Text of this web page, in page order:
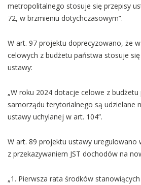
metropolitalnego stosuje się przepisy
72, w brzmieniu dotychczasowym”.
W art. 97 projektu doprecyzowano, że
celowych z budżetu państwa stosuje
ustawy:
„W roku 2024 dotacje celowe z
samorządu terytorialnego są udzielane
ustawy uchylanej w art. 104”.
W art. 89 projektu ustawy uregulowano
z przekazywaniem JST dochodów na
„1. Pierwsza rata środków